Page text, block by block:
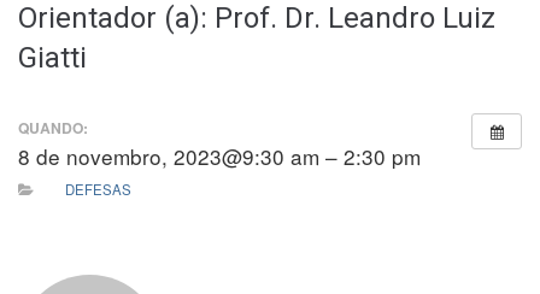
Orientador (a): Prof. Dr. Leandro Luiz
Giatti
QUANDO:
8 de novembro, 2023@9:30 am – 2:30 pm
DEFESAS